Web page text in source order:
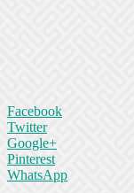
Facebook
Twitter
Google+
Pinterest
WhatsApp